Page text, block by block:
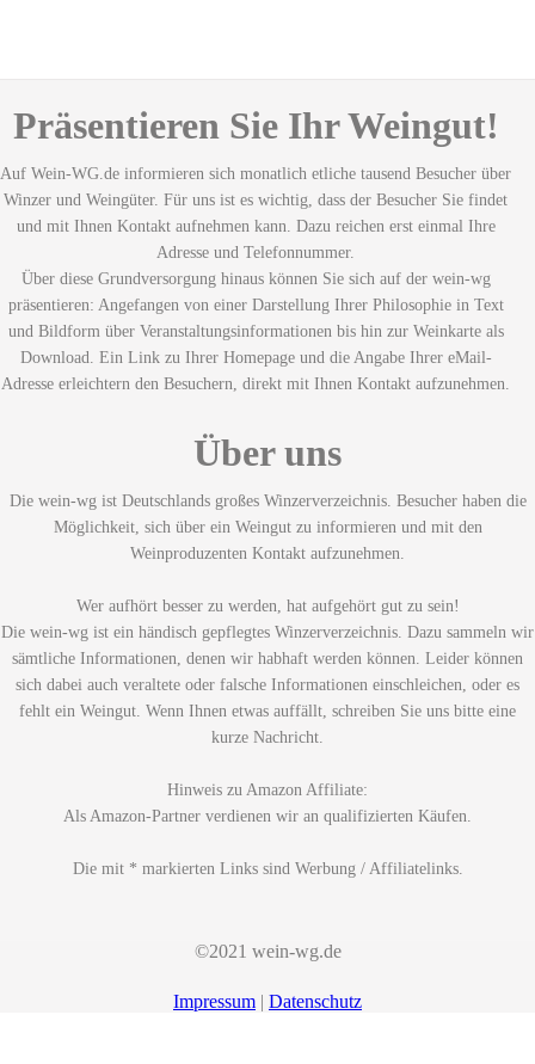
Präsentieren Sie Ihr Weingut!
Auf Wein-WG.de informieren sich monatlich etliche tausend Besucher über
Winzer und Weingüter. Für uns ist es wichtig, dass der Besucher Sie findet
und mit Ihnen Kontakt aufnehmen kann. Dazu reichen erst einmal Ihre
Adresse und Telefonnummer.
Über diese Grundversorgung hinaus können Sie sich auf der wein-wg
präsentieren: Angefangen von einer Darstellung Ihrer Philosophie in Text
und Bildform über Veranstaltungsinformationen bis hin zur Weinkarte als
Download. Ein Link zu Ihrer Homepage und die Angabe Ihrer eMail-
Adresse erleichtern den Besuchern, direkt mit Ihnen Kontakt aufzunehmen.
Über uns
Die wein-wg ist Deutschlands großes Winzerverzeichnis. Besucher haben die
Möglichkeit, sich über ein Weingut zu informieren und mit den
Weinproduzenten Kontakt aufzunehmen.
Wer aufhört besser zu werden, hat aufgehört gut zu sein!
Die wein-wg ist ein händisch gepflegtes Winzerverzeichnis. Dazu sammeln wir
sämtliche Informationen, denen wir habhaft werden können. Leider können
sich dabei auch veraltete oder falsche Informationen einschleichen, oder es
fehlt ein Weingut. Wenn Ihnen etwas auffällt, schreiben Sie uns bitte eine
kurze Nachricht.
Hinweis zu Amazon Affiliate:
Als Amazon-Partner verdienen wir an qualifizierten Käufen.
Die mit * markierten Links sind Werbung / Affiliatelinks.
©2021 wein-wg.de
Impressum | Datenschutz